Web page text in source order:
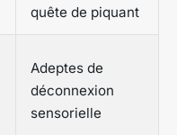
quête de piquant
Adeptes de
déconnexion
sensorielle